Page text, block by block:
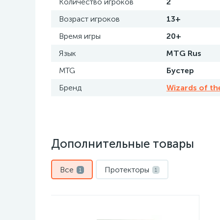
Возраст игроков
13+
Время игры
20+
Язык
MTG Rus
MTG
Бустер
Бренд
Wizards of
Дополнительные товары
Все 1 Протекторы 1